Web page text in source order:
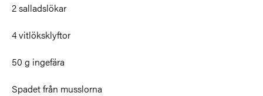
2 salladslökar
4 vitlöksklyftor
50 g ingefära
Spadet från musslorna